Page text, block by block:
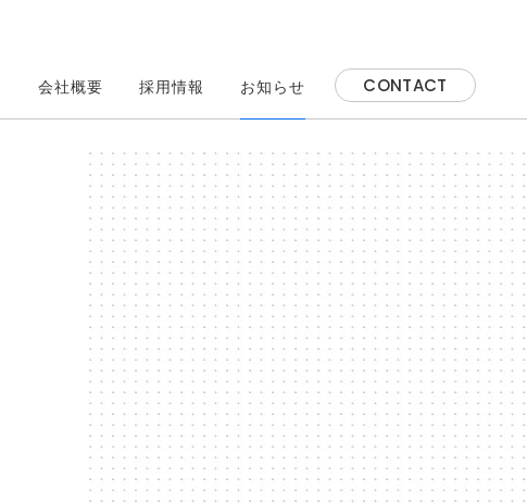
会社概要 採用情報 お知らせ CONTACT